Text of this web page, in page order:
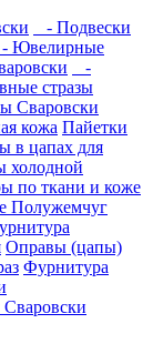
- Подвески
Ювелирные
-
стразы
Сваровски
кожа Пайетки
в цапах для
холодной
по ткани и коже
Полужемчуг
Оправы (цапы)
Фурнитура